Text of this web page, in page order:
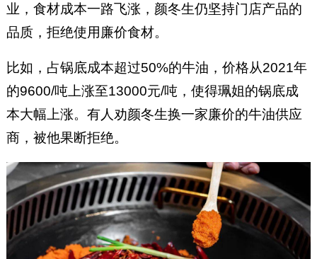
业，食材成本一路飞涨，颜冬生仍坚持门店产品的
品质，拒绝使用廉价食材。
比如，占锅底成本超过50%的牛油，价格从2021年
的9600/吨上涨至13000元/吨，使得珮姐的锅底成
本大幅上涨。有人劝颜冬生换一家廉价的牛油供应
商，被他果断拒绝。